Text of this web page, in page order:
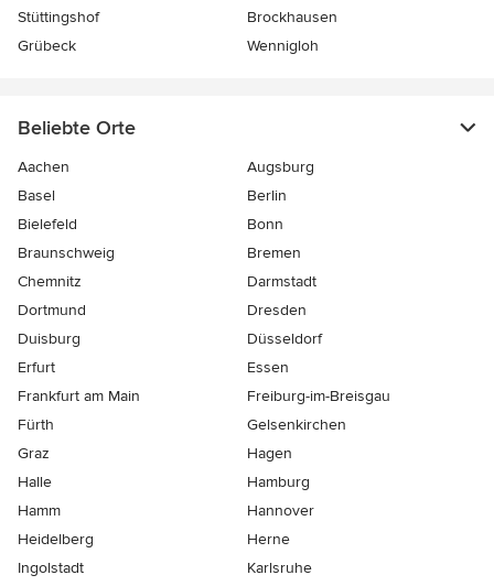
Stüttingshof
Brockhausen
Grübeck
Wennigloh
Beliebte Orte
Aachen
Augsburg
Basel
Berlin
Bielefeld
Bonn
Braunschweig
Bremen
Chemnitz
Darmstadt
Dortmund
Dresden
Duisburg
Düsseldorf
Erfurt
Essen
Frankfurt am Main
Freiburg-im-Breisgau
Fürth
Gelsenkirchen
Graz
Hagen
Halle
Hamburg
Hamm
Hannover
Heidelberg
Herne
Ingolstadt
Karlsruhe